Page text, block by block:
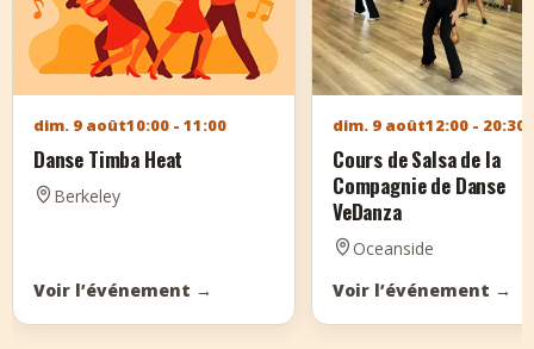
dim. 9 août10:00 - 11:00
Danse Timba Heat
Berkeley
Voir l’événement →
dim. 9 août12:00 - 20:30
Cours de Salsa de la
Compagnie de Danse
VeDanza
Oceanside
Voir l’événement →